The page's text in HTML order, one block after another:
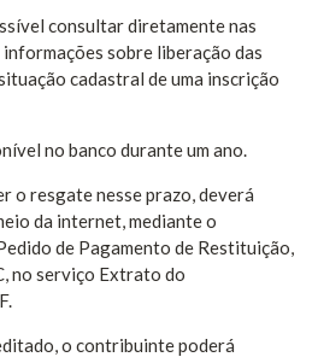
consultar diretamente nas
sobre liberação das
cadastral de uma inscrição
no banco durante um ano.
o resgate nesse prazo, deverá
da internet, mediante o
de Pagamento de Restituição,
no serviço Extrato do
o contribuinte poderá